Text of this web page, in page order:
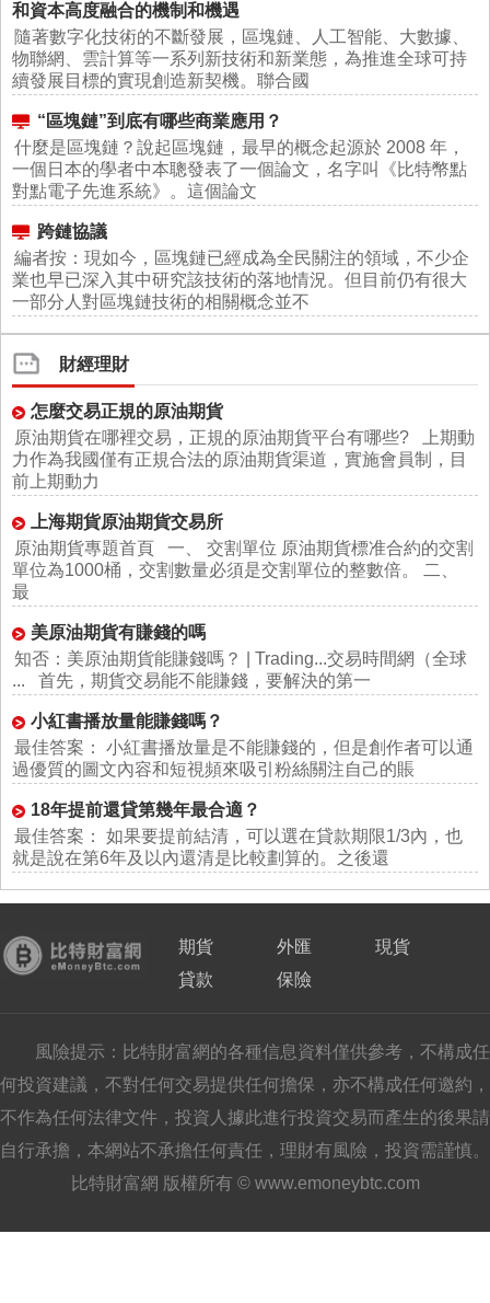
和資本高度融合的機制和機遇
隨著數字化技術的不斷發展，區塊鏈、人工智能、大數據、
物聯網、雲計算等一系列新技術和新業態，為推進全球可持
續發展目標的實現創造新契機。聯合國
“區塊鏈”到底有哪些商業應用？
什麼是區塊鏈？說起區塊鏈，最早的概念起源於 2008 年，
一個日本的學者中本聰發表了一個論文，名字叫《比特幣點
對點電子先進系統》。這個論文
跨鏈協議
編者按：現如今，區塊鏈已經成為全民關注的領域，不少企
業也早已深入其中研究該技術的落地情況。但目前仍有很大
一部分人對區塊鏈技術的相關概念並不
財經理財
怎麼交易正規的原油期貨
原油期貨在哪裡交易，正規的原油期貨平台有哪些? 上期動
力作為我國僅有正規合法的原油期貨渠道，實施會員制，目
前上期動力
上海期貨原油期貨交易所
原油期貨專題首頁 一、 交割單位 原油期貨標准合約的交割
單位為1000桶，交割數量必須是交割單位的整數倍。 二、
最
美原油期貨有賺錢的嗎
知否：美原油期貨能賺錢嗎？ | Trading...交易時間網（全球
... 首先，期貨交易能不能賺錢，要解決的第一
小紅書播放量能賺錢嗎？
最佳答案： 小紅書播放量是不能賺錢的，但是創作者可以通
過優質的圖文內容和短視頻來吸引粉絲關注自己的賬
18年提前還貸第幾年最合適？
最佳答案： 如果要提前結清，可以選在貸款期限1/3內，也
就是說在第6年及以內還清是比較劃算的。之後還
期貨 外匯
現貨
貸款
保險
風險提示：比特財富網的各種信息資料僅供參考，不構成任
何投資建議，不對任何交易提供任何擔保，亦不構成任何邀約，
不作為任何法律文件，投資人據此進行投資交易而產生的後果請
自行承擔，本網站不承擔任何責任，理財有風險，投資需謹慎。
比特財富網 版權所有 © www.emoneybtc.com